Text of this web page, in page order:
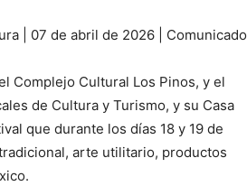
| 07 de abril de 2026 | Comunicado
Complejo Cultural Los Pinos, y el
de Cultura y Turismo, y su Casa
que durante los días 18 y 19 de
arte utilitario, productos